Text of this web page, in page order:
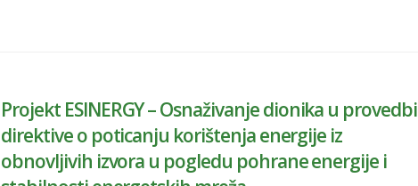
Projekt ESINERGY – Osnaživanje dionika u provedbi
direktive o poticanju korištenja energije iz
obnovljivih izvora u pogledu pohrane energije i